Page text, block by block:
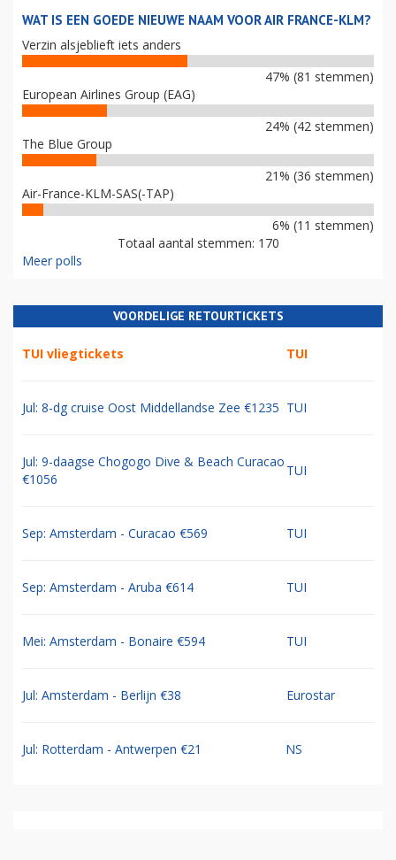
WAT IS EEN GOEDE NIEUWE NAAM VOOR AIR FRANCE-KLM?
Verzin alsjeblieft iets anders
47% (81 stemmen)
European Airlines Group (EAG)
24% (42 stemmen)
The Blue Group
21% (36 stemmen)
Air-France-KLM-SAS(-TAP)
6% (11 stemmen)
Totaal aantal stemmen: 170
Meer polls
VOORDELIGE RETOURTICKETS
TUI vliegtickets TUI
Jul: 8-dg cruise Oost Middellandse Zee €1235 TUI
Jul: 9-daagse Chogogo Dive & Beach Curacao
€1056
TUI
Sep: Amsterdam - Curacao €569 TUI
Sep: Amsterdam - Aruba €614 TUI
Mei: Amsterdam - Bonaire €594 TUI
Jul: Amsterdam - Berlijn €38 Eurostar
Jul: Rotterdam - Antwerpen €21 NS